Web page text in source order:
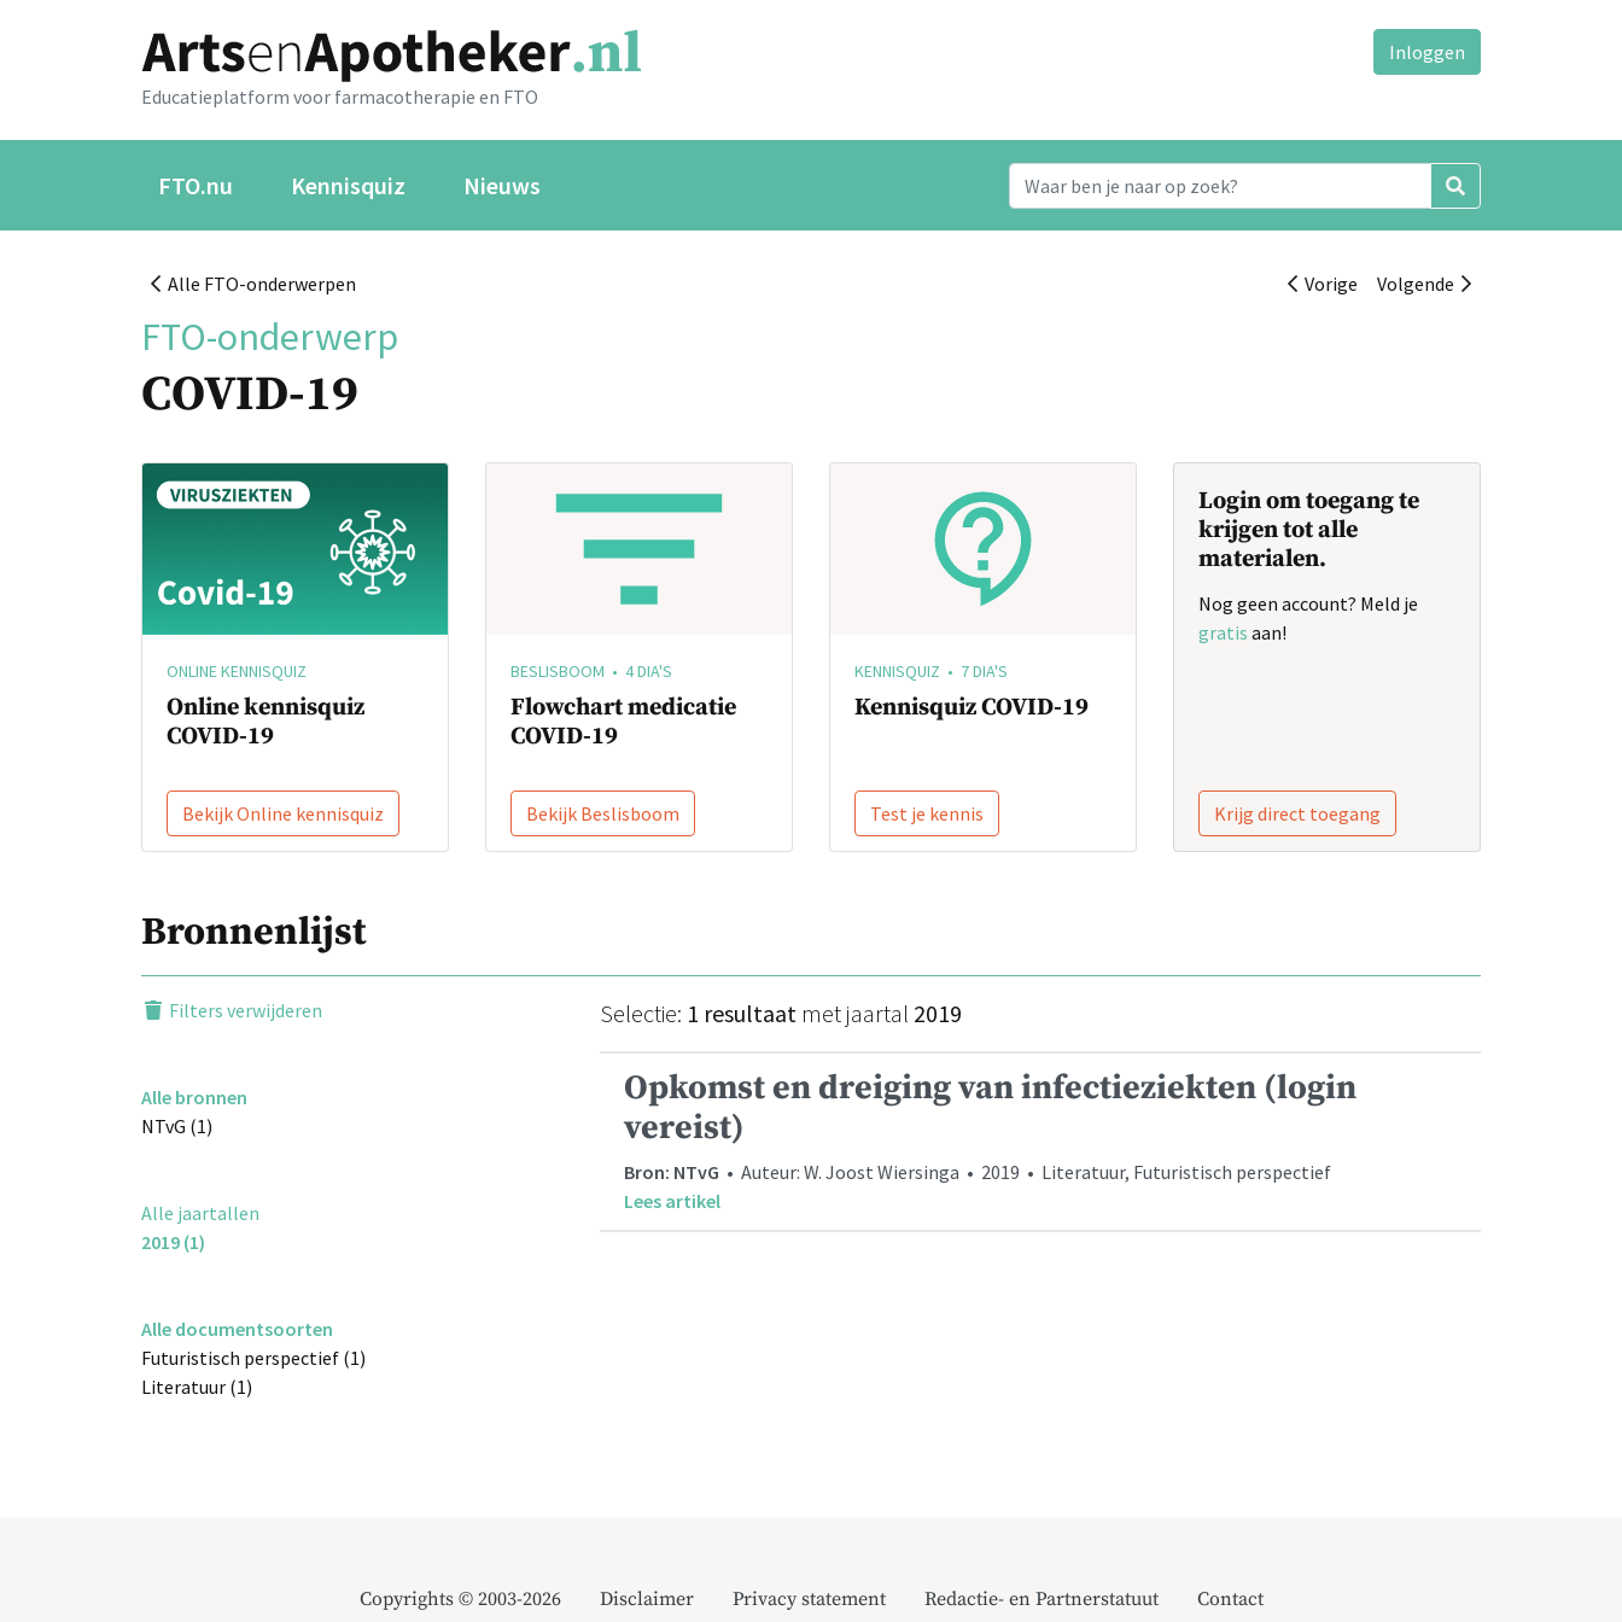
Educatieplatform voor farmacotherapie en FTO
Inloggen
FTO.nu Kennisquiz Nieuws
Alle FTO-onderwerpen Vorige Volgende
FTO-onderwerp
COVID-19
ONLINE KENNISQUIZ
Online kennisquiz
COVID-19
Bekijk Online kennisquiz
BESLISBOOM • 4 DIA'S
Flowchart medicatie
COVID-19
Bekijk Beslisboom
KENNISQUIZ • 7 DIA'S
Kennisquiz COVID-19
Test je kennis
Login om toegang te
krijgen tot alle
materialen.
Nog geen account? Meld je
gratis aan!
Krijg direct toegang
Bronnenlijst
Filters verwijderen
Alle bronnen
NTvG (1)
Alle jaartallen
2019 (1)
Alle documentsoorten
Futuristisch perspectief (1)
Literatuur (1)
Selectie: 1 resultaat met jaartal 2019
Opkomst en dreiging van infectieziekten (login
vereist)
Bron: NTvG • Auteur: W. Joost Wiersinga • 2019 • Literatuur, Futuristisch perspectief
Lees artikel
Copyrights © 2003-2026 Disclaimer Privacy statement Redactie- en Partnerstatuut Contact